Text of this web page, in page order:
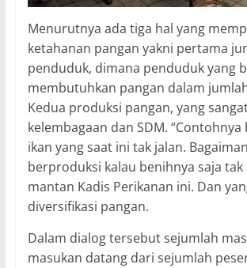
Menurutnya ada tiga hal yang
ketahanan pangan yakni pertama
penduduk, dimana penduduk yang
membutuhkan pangan dalam
Kedua produksi pangan, yang
kelembagaan dan SDM.
ikan yang saat ini tak jalan.
berproduksi kalau benihnya saja tak
mantan Kadis Perikanan ini. Dan
diversifikasi pangan.
Dalam dialog tersebut sejumlah
masukan datang dari sejumlah